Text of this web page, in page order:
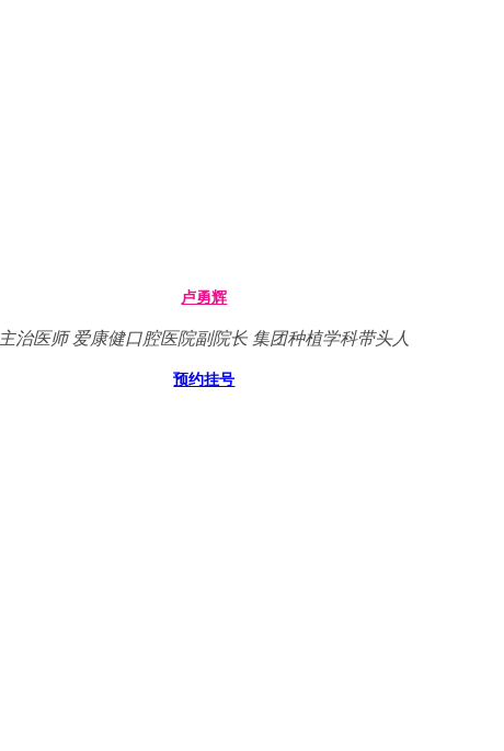
卢勇辉
主治医师 爱康健口腔医院副院长 集团种植学科带头人
预约挂号